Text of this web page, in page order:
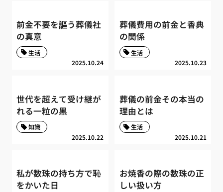
前金不要を謳う葬儀社
の真意
2025.10.24
生活
葬儀費用の前金と香典
の関係
2025.10.23
生活
世代を超えて受け継が
れる一粒の黒
2025.10.22
知識
葬儀の前金その本当の
理由とは
2025.10.21
生活
私が数珠の持ち方で恥
をかいた日
お焼香の際の数珠の正
しい扱い方